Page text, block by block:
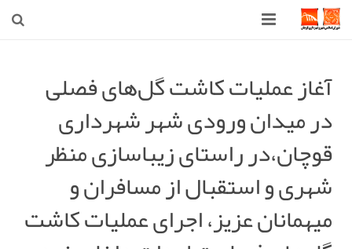
شهرداری
شورای اسلامی شهر قوچان
اخبار روز
آغاز عملیات کاشت گل‌های فصلی
در میدان ورودی شهر شهرداری
قوچان،در راستای زیباسازی منظر
شهری و استقبال از مسافران و
میهمانان عزیز، اجرای عملیات کاشت